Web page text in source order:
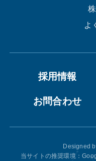
よ
採用情報
お問合わせ
Designed
当サイトの推奨環境：